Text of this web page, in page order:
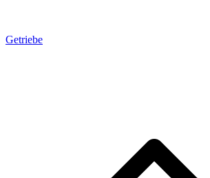
Getriebe